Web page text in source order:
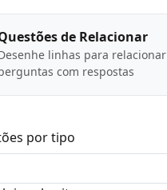
de Relacionar
linhas para relacionar
com respostas
por tipo